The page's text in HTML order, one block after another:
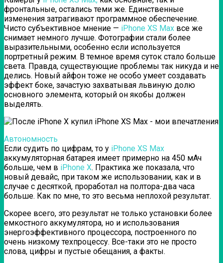
фронтальные, остались теми же. Единственные
изменения затрагивают программное обеспечение.
Чисто субъективное мнение — iPhone XS Max все же
снимает немного лучше. Фотографии стали более
выразительными, особенно если используется
портретный режим. В темное время суток стало больше
света. Правда, существующие проблемы так никуда и не
делись. Новый айфон тоже не особо умеет создавать
эффект боке, зачастую захватывая львиную долю
основного элемента, который он якобы должен
выделять.
Автономность
Если судить по цифрам, то у iPhone XS Max
аккумуляторная батарея имеет примерно на 450 мАч
больше, чем в iPhone X. Практика же показала, что
новый девайс, при таком же использовании, как и в
случае с десяткой, проработал на полтора-два часа
больше. Как по мне, то это весьма неплохой результат.
Скорее всего, это результат не только установки более
емкостного аккумулятора, но и использования
энергоэффективного процессора, построенного по
очень низкому техпроцессу. Все-таки это не просто
слова, цифры и пустые обещания, а факты.